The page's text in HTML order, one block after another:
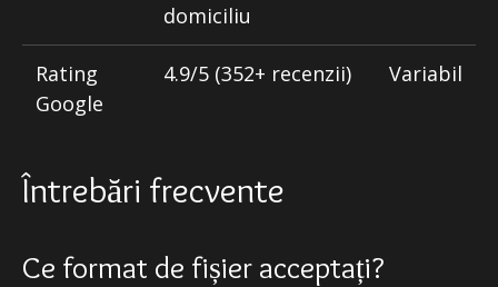
domiciliu
Rating
Google
4.9/5 (352+ recenzii) Variabil
Întrebări frecvente
Ce format de fișier acceptați?